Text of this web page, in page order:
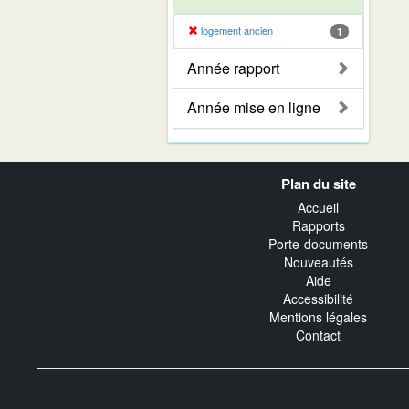
logement ancien 1
Année rapport
Année mise en ligne
Plan du site
Accueil
Rapports
Porte-documents
Nouveautés
Aide
Accessibilité
Mentions légales
Contact